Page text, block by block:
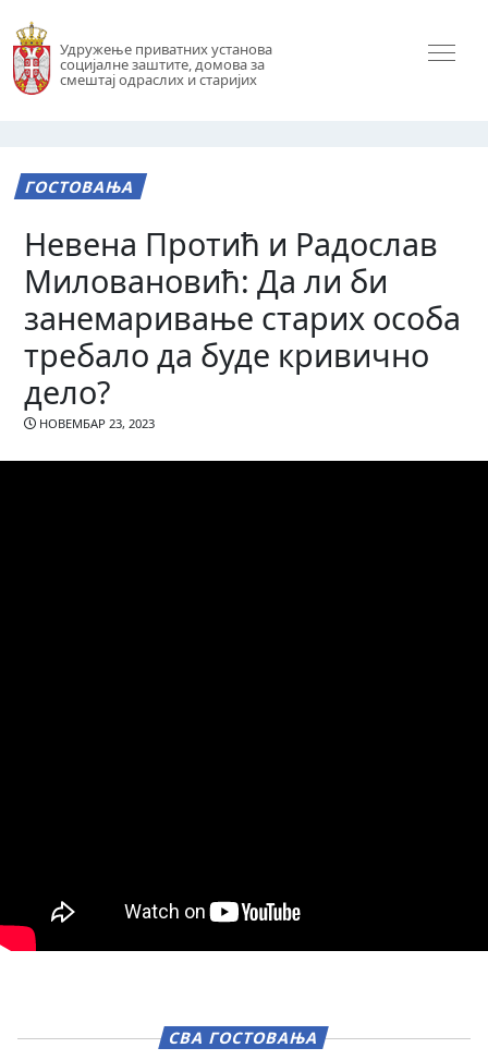
Удружење приватних установа
социјалне заштите, домова за
смештај одраслих и старијих
ГОСТОВАЊА
Невена Протић и Радослав
Миловановић: Да ли би
занемаривање старих особа
требало да буде кривично
дело?
НОВЕМБАР 23, 2023
СВА ГОСТОВАЊА